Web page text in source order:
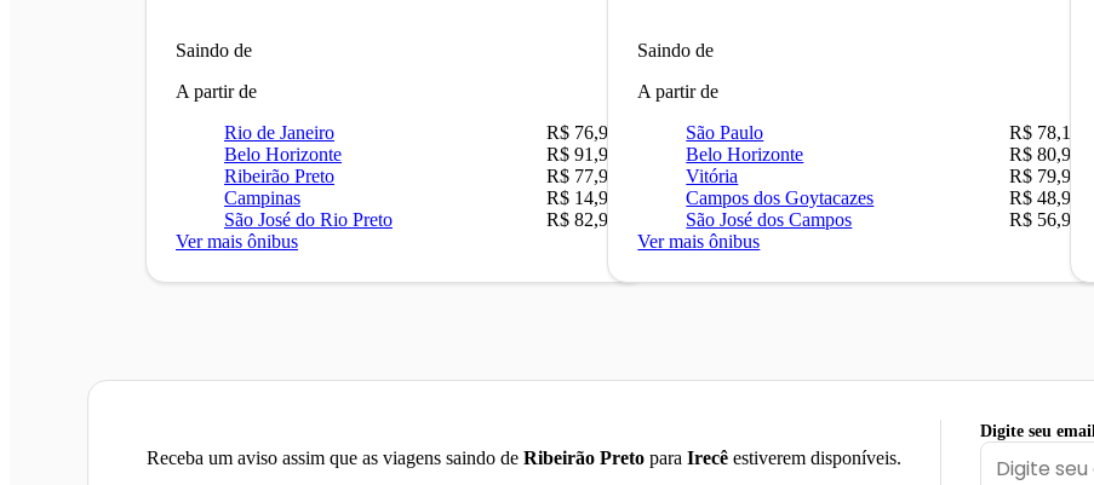
Saindo de
A partir de
Rio de Janeiro
R$ 76,90
Belo Horizonte
R$ 91,90
Ribeirão Preto
R$ 77,90
Campinas
R$ 14,90
São José do Rio Preto
R$ 82,90
Ver mais ônibus
Saindo de
A partir de
São Paulo
R$ 78,16
Belo Horizonte
R$ 80,90
Vitória
R$ 79,90
Campos dos Goytacazes
R$ 48,90
São José dos Campos
R$ 56,90
Ver mais ônibus
Receba um aviso assim que as viagens saindo de Ribeirão Preto para Irecê estiverem disponíveis.
Digite seu email